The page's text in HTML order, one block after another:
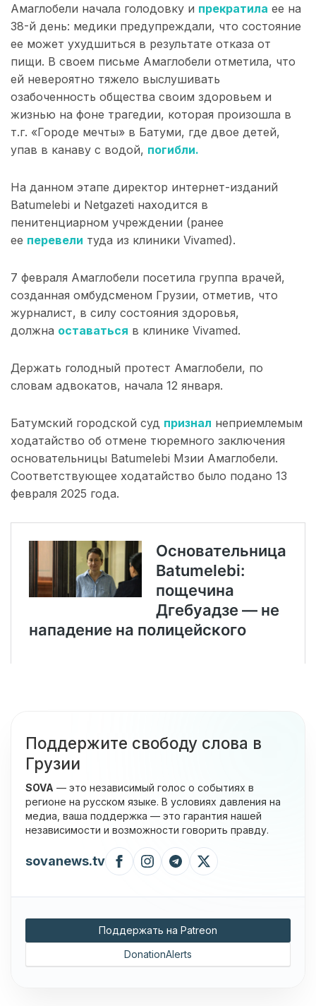
Амаглобели начала голодовку и прекратила ее на
38-й день: медики предупреждали, что состояние
ее может ухудшиться в результате отказа от
пищи. В своем письме Амаглобели отметила, что
ей невероятно тяжело выслушивать
озабоченность общества своим здоровьем и
жизнью на фоне трагедии, которая произошла в
т.г. «Городе мечты» в Батуми, где двое детей,
упав в канаву с водой, погибли.
На данном этапе директор интернет-изданий
Batumelebi и Netgazeti находится в
пенитенциарном учреждении (ранее
ее перевели туда из клиники Vivamed).
7 февраля Амаглобели посетила группа врачей,
созданная омбудсменом Грузии, отметив, что
журналист, в силу состояния здоровья,
должна оставаться в клинике Vivamed.
Держать голодный протест Амаглобели, по
словам адвокатов, начала 12 января.
Батумский городской суд признал неприемлемым
ходатайство об отмене тюремного заключения
основательницы Batumelebi Мзии Амаглобели.
Соответствующее ходатайство было подано 13
февраля 2025 года.
Поддержите свободу слова в
Грузии
SOVA — это независимый голос о событиях в
регионе на русском языке. В условиях давления на
медиа, ваша поддержка — это гарантия нашей
независимости и возможности говорить правду.
sovanews.tv
Поддержать на Patreon
DonationAlerts